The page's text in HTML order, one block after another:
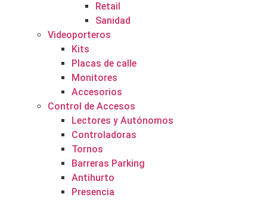
Retail
Sanidad
Videoporteros
Kits
Placas de calle
Monitores
Accesorios
Control de Accesos
Lectores y Autónomos
Controladoras
Tornos
Barreras Parking
Antihurto
Presencia